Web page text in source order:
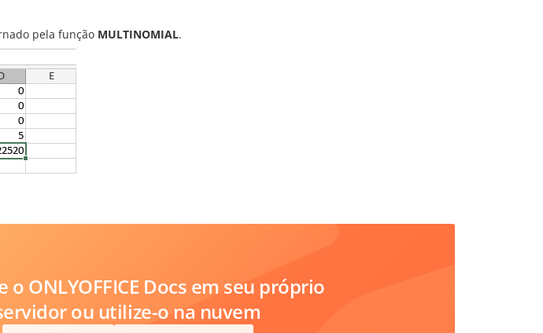
pela função MULTINOMIAL.
o ONLYOFFICE Docs em seu próprio
ou utilize-o na nuvem